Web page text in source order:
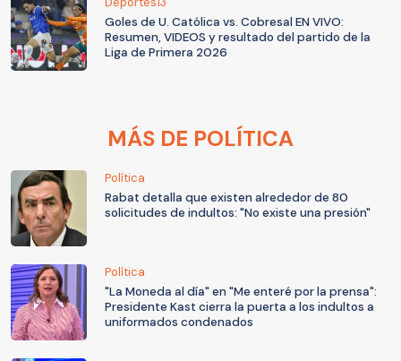
Goles de U. Católica vs. Cobresal EN VIVO:
Resumen, VIDEOS y resultado del partido de la
Liga de Primera 2026
MÁS DE POLÍTICA
Política
Rabat detalla que existen alrededor de 80
solicitudes de indultos: "No existe una presión"
Política
"La Moneda al día" en "Me enteré por la prensa":
Presidente Kast cierra la puerta a los indultos a
uniformados condenados